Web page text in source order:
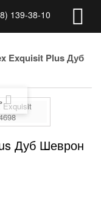
139-38-10
Exquisit Plus Дуб
Дуб Шеврон